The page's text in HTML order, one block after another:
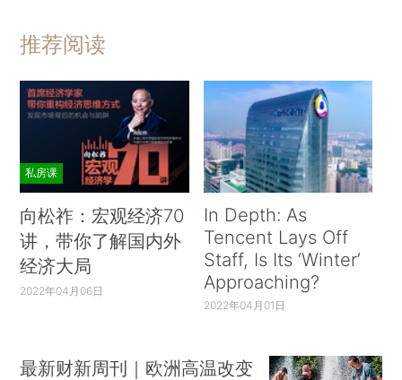
推荐阅读
私房课
向松祚：宏观经济70
讲，带你了解国内外
经济大局
2022年04月06日
In Depth: As
Tencent Lays Off
Staff, Is Its ‘Winter’
Approaching?
2022年04月01日
最新财新周刊｜欧洲高温改变